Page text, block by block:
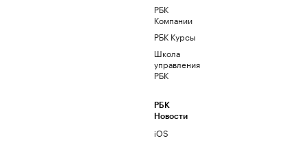
РБК
Компании
РБК Курсы
Школа
управления
РБК
РБК
Новости
iOS